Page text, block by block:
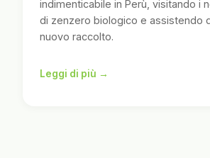
indimenticabile in Perù, visitando i
di zenzero biologico e assistendo
nuovo raccolto.
Leggi di più →